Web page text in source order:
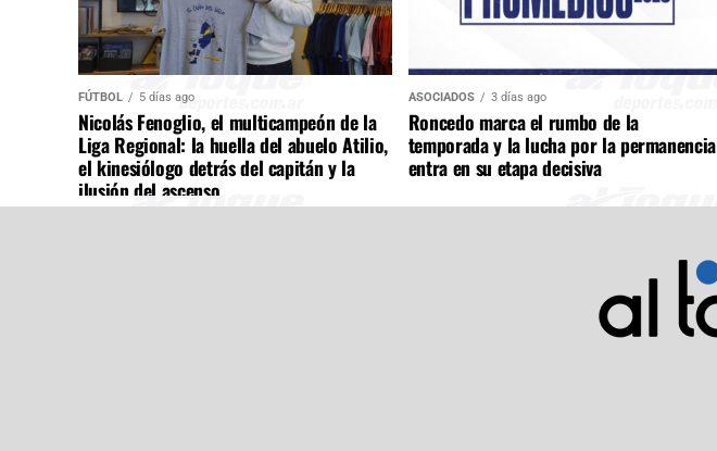
FÚTBOL 5 días ago
Nicolás Fenoglio, el multicampeón de la
Liga Regional: la huella del abuelo Atilio,
el kinesiólogo detrás del capitán y la
ilusión del ascenso
ASOCIADOS 3 días ago
Roncedo marca el rumbo de la
temporada y la lucha por la permanencia
entra en su etapa decisiva